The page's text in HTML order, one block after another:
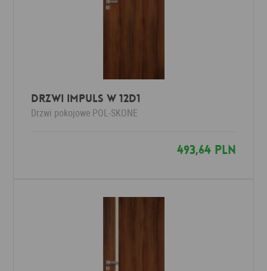
Drzwi Impuls W 12D1
Drzwi pokojowe POL-SKONE
493,64 PLN